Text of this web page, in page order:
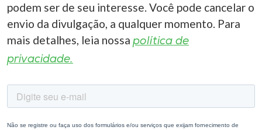
podem ser de seu interesse. Você pode cancelar o
envio da divulgação, a qualquer momento. Para
mais detalhes, leia nossa política de
privacidade.